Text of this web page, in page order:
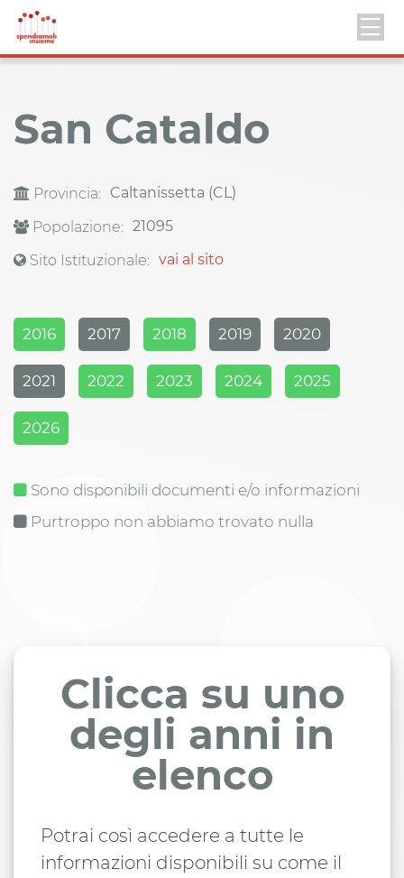
San Cataldo
Provincia:
Caltanissetta (CL)
Popolazione: 21095
Sito Istituzionale: vai al sito
2016 2017 2018 2019 2020
2021 2022 2023 2024 2025
2026
Sono disponibili documenti e/o informazioni
Purtroppo non abbiamo trovato nulla
Clicca su uno
degli anni in
elenco
Potrai così accedere a tutte le
informazioni disponibili su come il